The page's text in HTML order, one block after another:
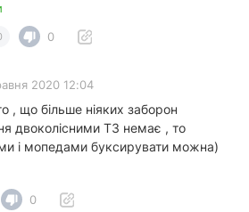
0
2020 12:04
, що більше ніяких заборон
двоколісними ТЗ немає , то
і мопедами буксирувати можна)
0